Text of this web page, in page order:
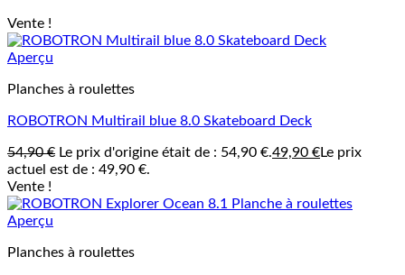
Vente !
Aperçu
Planches à roulettes
ROBOTRON Multirail blue 8.0 Skateboard Deck
54,90€ Le prix d'origine était de : 54,90 €.49,90 €Le prix
actuel est de : 49,90 €.
Vente !
Aperçu
Planches à roulettes